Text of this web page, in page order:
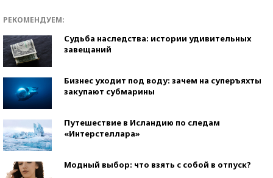
РЕКОМЕНДУЕМ:
Судьба наследства: истории удивительных
завещаний
Бизнес уходит под воду: зачем на суперъяхты
закупают субмарины
Путешествие в Исландию по следам
«Интерстеллара»
Модный выбор: что взять с собой в отпуск?